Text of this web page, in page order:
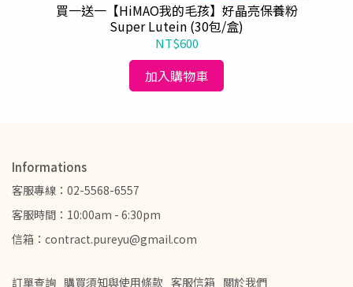
買一送一【HiMAO我的毛孩】好晶亮保養粉
Super Lutein (30包/盒)
NT$600
加入購物車
Informations
客服專線：02-5568-6557
客服時間：10:00am - 6:30pm
信箱：contract.pureyu@gmail.com
訂單查詢 購買須知與使用條款 客服信箱 關於我們